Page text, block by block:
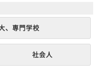
、専門学校
社会人